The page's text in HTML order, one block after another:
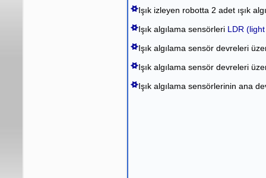
Işık izleyen robotta 2 adet ışık
Işık algılama sensörleri LDR
Işık algılama sensör devreleri
Işık algılama sensör devreleri
Işık algılama sensörlerinin ana